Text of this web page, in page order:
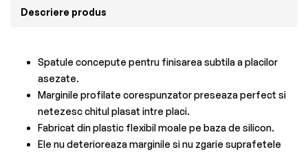
Descriere produs
Spatule concepute pentru finisarea subtila a placilor
asezate.
Marginile profilate corespunzator preseaza perfect si
netezesc chitul plasat intre placi.
Fabricat din plastic flexibil moale pe baza de silicon.
Ele nu deterioreaza marginile si nu zgarie suprafetele